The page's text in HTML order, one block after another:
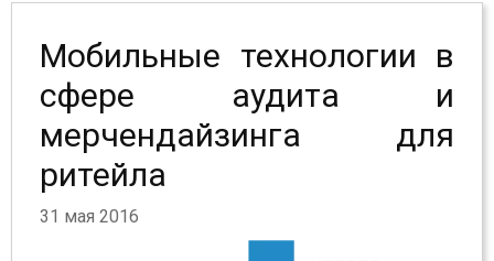
Мобильные технологии в
сфере аудита и
мерчендайзинга для
ритейла
31 мая 2016